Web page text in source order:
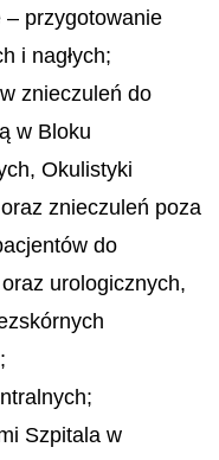
przygotowanie
i nagłych;
znieczuleń do
w Bloku
Okulistyki
znieczuleń poza
do
urologicznych,
Szpitala w